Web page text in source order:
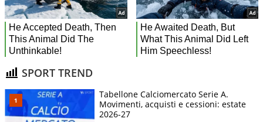
SPORT TREND
Tabellone Calciomercato Serie A.
Movimenti, acquisti e cessioni: estate
2026-27